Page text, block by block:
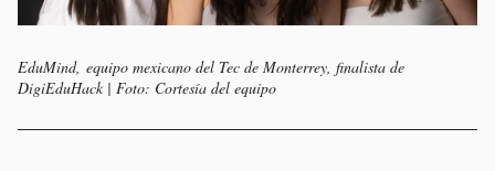
EduMind, equipo mexicano del Tec de Monterrey, finalista de
DigiEduHack | Foto: Cortesía del equipo